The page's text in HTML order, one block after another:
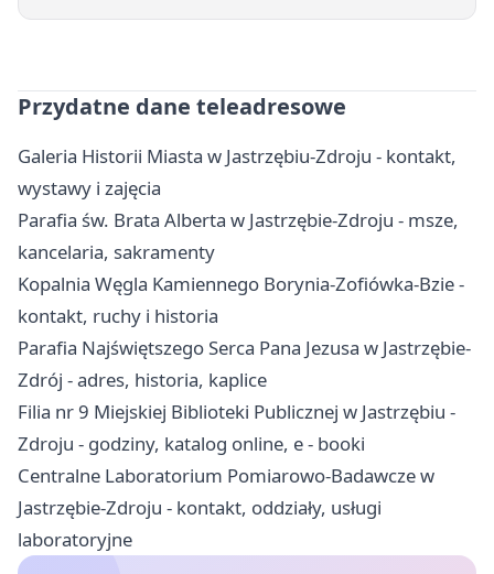
Przydatne dane teleadresowe
Galeria Historii Miasta w Jastrzębiu-Zdroju - kontakt,
wystawy i zajęcia
Parafia św. Brata Alberta w Jastrzębie-Zdroju - msze,
kancelaria, sakramenty
Kopalnia Węgla Kamiennego Borynia-Zofiówka-Bzie -
kontakt, ruchy i historia
Parafia Najświętszego Serca Pana Jezusa w Jastrzębie-
Zdrój - adres, historia, kaplice
Filia nr 9 Miejskiej Biblioteki Publicznej w Jastrzębiu -
Zdroju - godziny, katalog online, e - booki
Centralne Laboratorium Pomiarowo-Badawcze w
Jastrzębie-Zdroju - kontakt, oddziały, usługi
laboratoryjne